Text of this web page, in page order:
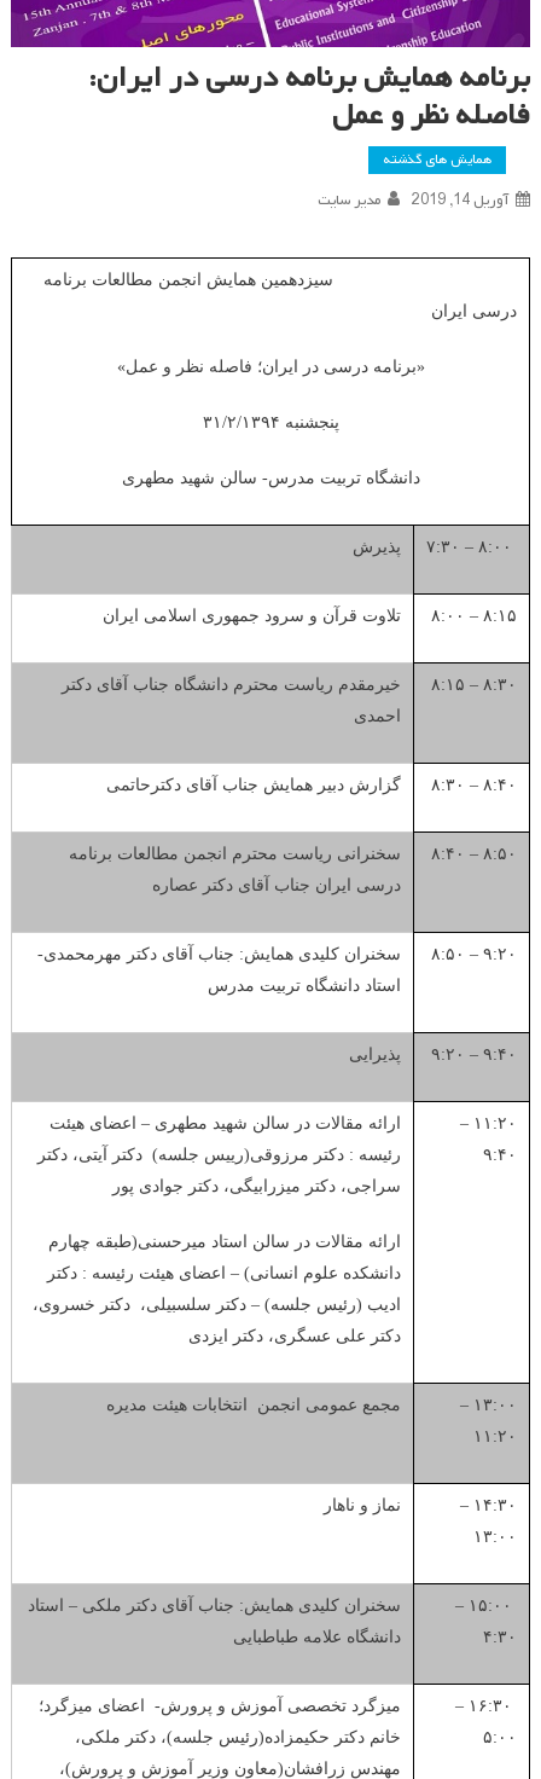
برنامه همایش برنامه درسی در ایران:
فاصله نظر و عمل
همایش های گذشته
آوریل 14, 2019 مدیر سایت
سیزدهمین همایش انجمن مطالعات برنامه
درسی ایران
«برنامه درسی در ایران؛ فاصله نظر و عمل»
پنجشنبه ۳۱/۲/۱۳۹۴
دانشگاه تربیت مدرس- سالن شهید مطهری
۸:۰۰ – ۷:۳۰ پذیرش
۸:۱۵ – ۸:۰۰ تلاوت قرآن و سرود جمهوری اسلامی ایران
۸:۳۰ – ۸:۱۵
خیرمقدم ریاست محترم دانشگاه جناب آقای دکتر
احمدی
۸:۴۰ – ۸:۳۰ گزارش دبیر همایش جناب آقای دکترحاتمی
۸:۵۰ – ۸:۴۰
سخنرانی ریاست محترم انجمن مطالعات برنامه
درسی ایران جناب آقای دکتر عصاره
۹:۲۰ – ۸:۵۰
سخنران کلیدی همایش: جناب آقای دکتر مهرمحمدی-
استاد دانشگاه تربیت مدرس
۹:۴۰ – ۹:۲۰ پذیرایی
۱۱:۲۰ –
۹:۴۰
ارائه مقالات در سالن شهید مطهری – اعضای هیئت
رئیسه : دکتر مرزوقی(رییس جلسه) دکتر آیتی، دکتر
سراجی، دکتر میزرابیگی، دکتر جوادی پور
ارائه مقالات در سالن استاد میرحسنی(طبقه چهارم
دانشکده علوم انسانی) – اعضای هیئت رئیسه : دکتر
ادیب (رئیس جلسه) – دکتر سلسبیلی، دکتر خسروی،
دکتر علی عسگری، دکتر ایزدی
۱۳:۰۰ –
۱۱:۲۰
مجمع عمومی انجمن انتخابات هیئت مدیره
۱۴:۳۰ –
۱۳:۰۰
نماز و ناهار
۱۵:۰۰ –
۴:۳۰
سخنران کلیدی همایش: جناب آقای دکتر ملکی – استاد
دانشگاه علامه طباطبایی
۱۶:۳۰ –
۵:۰۰
میزگرد تخصصی آموزش و پرورش- اعضای میزگرد؛
خانم دکتر حکیم­زاده(رئیس جلسه)، دکتر ملکی،
مهندس زرافشان(معاون وزیر آموزش و پرورش)،